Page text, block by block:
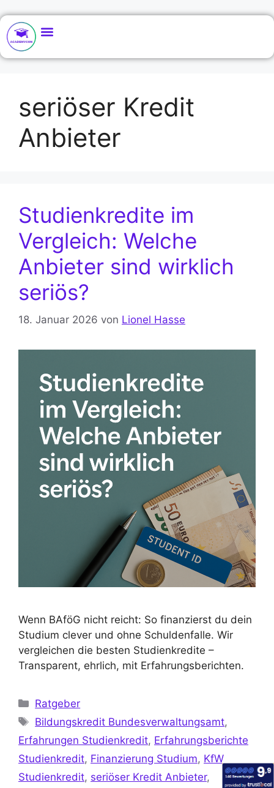
seriöser Kredit
Anbieter
Studienkredite im
Vergleich: Welche
Anbieter sind wirklich
seriös?
18. Januar 2026 von Lionel Hasse
Wenn BAföG nicht reicht: So finanzierst du dein
Studium clever und ohne Schuldenfalle. Wir
vergleichen die besten Studienkredite –
Transparent, ehrlich, mit Erfahrungsberichten.
Ratgeber
Bildungskredit Bundesverwaltungsamt,
Erfahrungen Studienkredit, Erfahrungsberichte
Studienkredit, Finanzierung Studium, KfW
Studienkredit, seriöser Kredit Anbieter,